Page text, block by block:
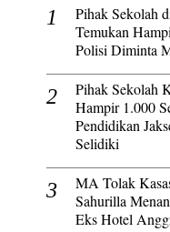
Pihak Sekolah
Temukan
Polisi Diminta
Pihak Sekolah
Hampir 1.000
Pendidikan
Selidiki
MA Tolak
Sahurilla
Eks Hotel